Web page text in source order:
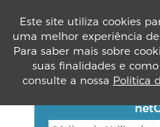
Este site utiliza cookies
uma melhor experiência de
Para saber mais sobre
suas finalidades e como
consulte a nossa Política